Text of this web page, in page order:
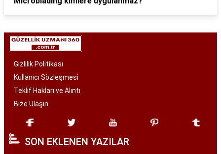
Gizlilik Politikası
Kullanıcı Sözleşmesi
Teklif Hakları ve Alıntı
Bize Ulaşın
SON EKLENEN YAZILAR